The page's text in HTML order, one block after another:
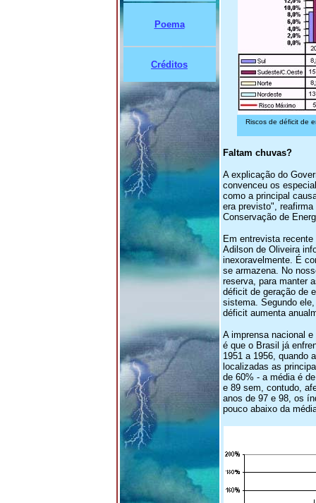
Poema
Créditos
Riscos de déficit de
Faltam chuvas?
A explicação do
convenceu os
como a principal
era previsto",
Conservação de
Em entrevista
Adilson de Oliveira
inexoravelmente. É
se armazena. No
reserva, para manter
déficit de geração de
sistema. Segundo
déficit aumenta
A imprensa nacional
é que o Brasil já
1951 a 1956, quando
localizadas as
de 60% - a média é
e 89 sem, contudo,
anos de 97 e 98, os
pouco abaixo da